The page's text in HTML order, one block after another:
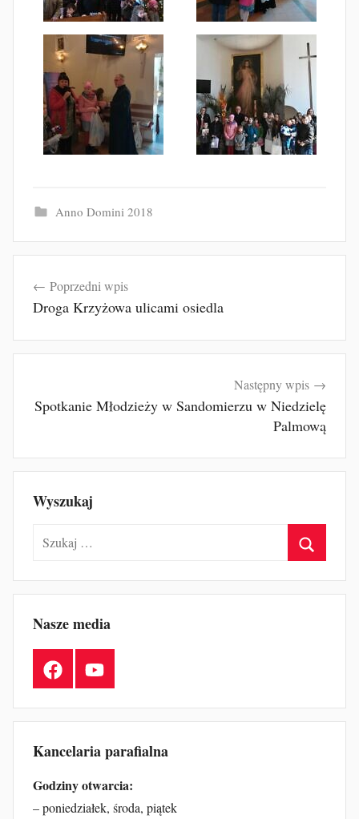
Anno Domini 2018
wpisuPoprzedni wpis
Droga Krzyżowa ulicami osiedla
Następny wpis
Spotkanie Młodzieży w Sandomierzu w Niedzielę
Palmową
Wyszukaj
Szukaj:
Nasze media
FacebookYouTube
Kancelaria parafialna
Godziny otwarcia:
– poniedziałek, środa, piątek